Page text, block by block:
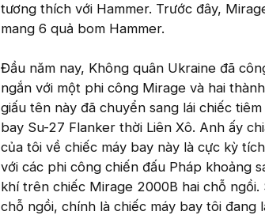
tương thích với Hammer. Trước đây,
mang 6 quả bom Hammer.
Đầu năm nay, Không quân Ukraine đã
ngắn với một phi công Mirage và hai
giấu tên này đã chuyển sang lái chiếc
bay Su-27 Flanker thời Liên Xô. Anh ấy
của tôi về chiếc máy bay này là cực kỳ
với các phi công chiến đấu Pháp khoảng
khí trên chiếc Mirage 2000B hai chỗ
chỗ ngồi, chính là chiếc máy bay tôi đang